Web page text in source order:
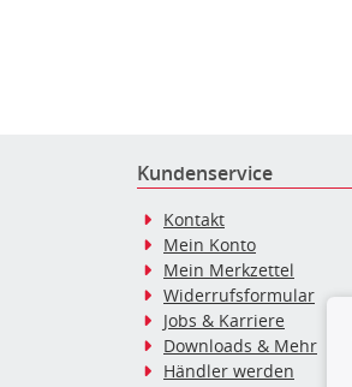
Kundenservice
Kontakt
Mein Konto
Mein Merkzettel
Widerrufsformular
Jobs & Karriere
Downloads & Mehr
Händler werden